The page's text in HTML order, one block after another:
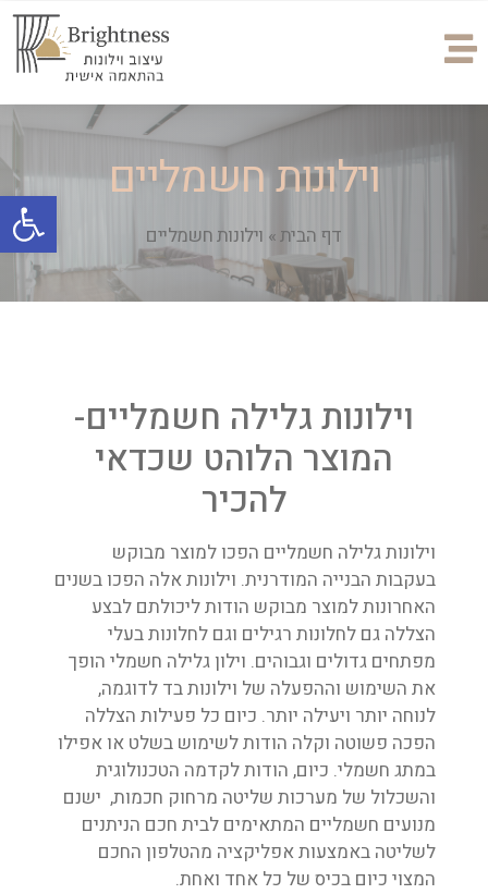
וילונות חשמליים
דף הבית» וילונות חשמליים
וילונות גלילה חשמליים-
המוצר הלוהט שכדאי
להכיר
וילונות גלילה חשמליים הפכו למוצר מבוקש
בעקבות הבנייה המודרנית. וילונות אלה הפכו בשנים
האחרונות למוצר מבוקש הודות ליכולתם לבצע
הצללה גם לחלונות רגילים וגם לחלונות בעלי
מפתחים גדולים וגבוהים. וילון גלילה חשמלי הופך
את השימוש וההפעלה של וילונות בד לדוגמה,
לנוחה יותר ויעילה יותר. כיום כל פעילות הצללה
הפכה פשוטה וקלה הודות לשימוש בשלט או אפילו
במתג חשמלי. כיום, הודות לקדמה הטכנולוגית
והשכלול של מערכות שליטה מרחוק חכמות, ישנם
מנועים חשמליים המתאימים לבית חכם הניתנים
לשליטה באמצעות אפליקציה מהטלפון החכם
המצוי כיום בכיס של כל אחד ואחת.